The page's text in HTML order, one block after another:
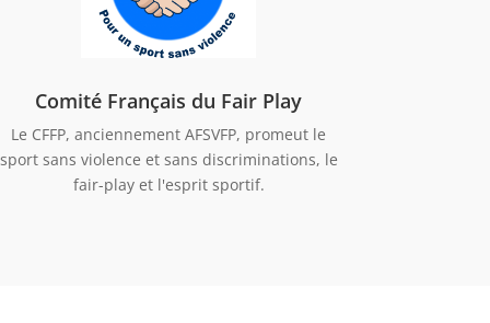
Comité Français du Fair Play
Le CFFP, anciennement AFSVFP, promeut le
sport sans violence et sans discriminations, le
fair-play et l'esprit sportif.